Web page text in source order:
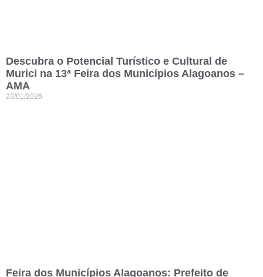
Descubra o Potencial Turístico e Cultural de
Murici na 13ª Feira dos Municípios Alagoanos –
AMA
23/01/2026
Feira dos Municípios Alagoanos: Prefeito de